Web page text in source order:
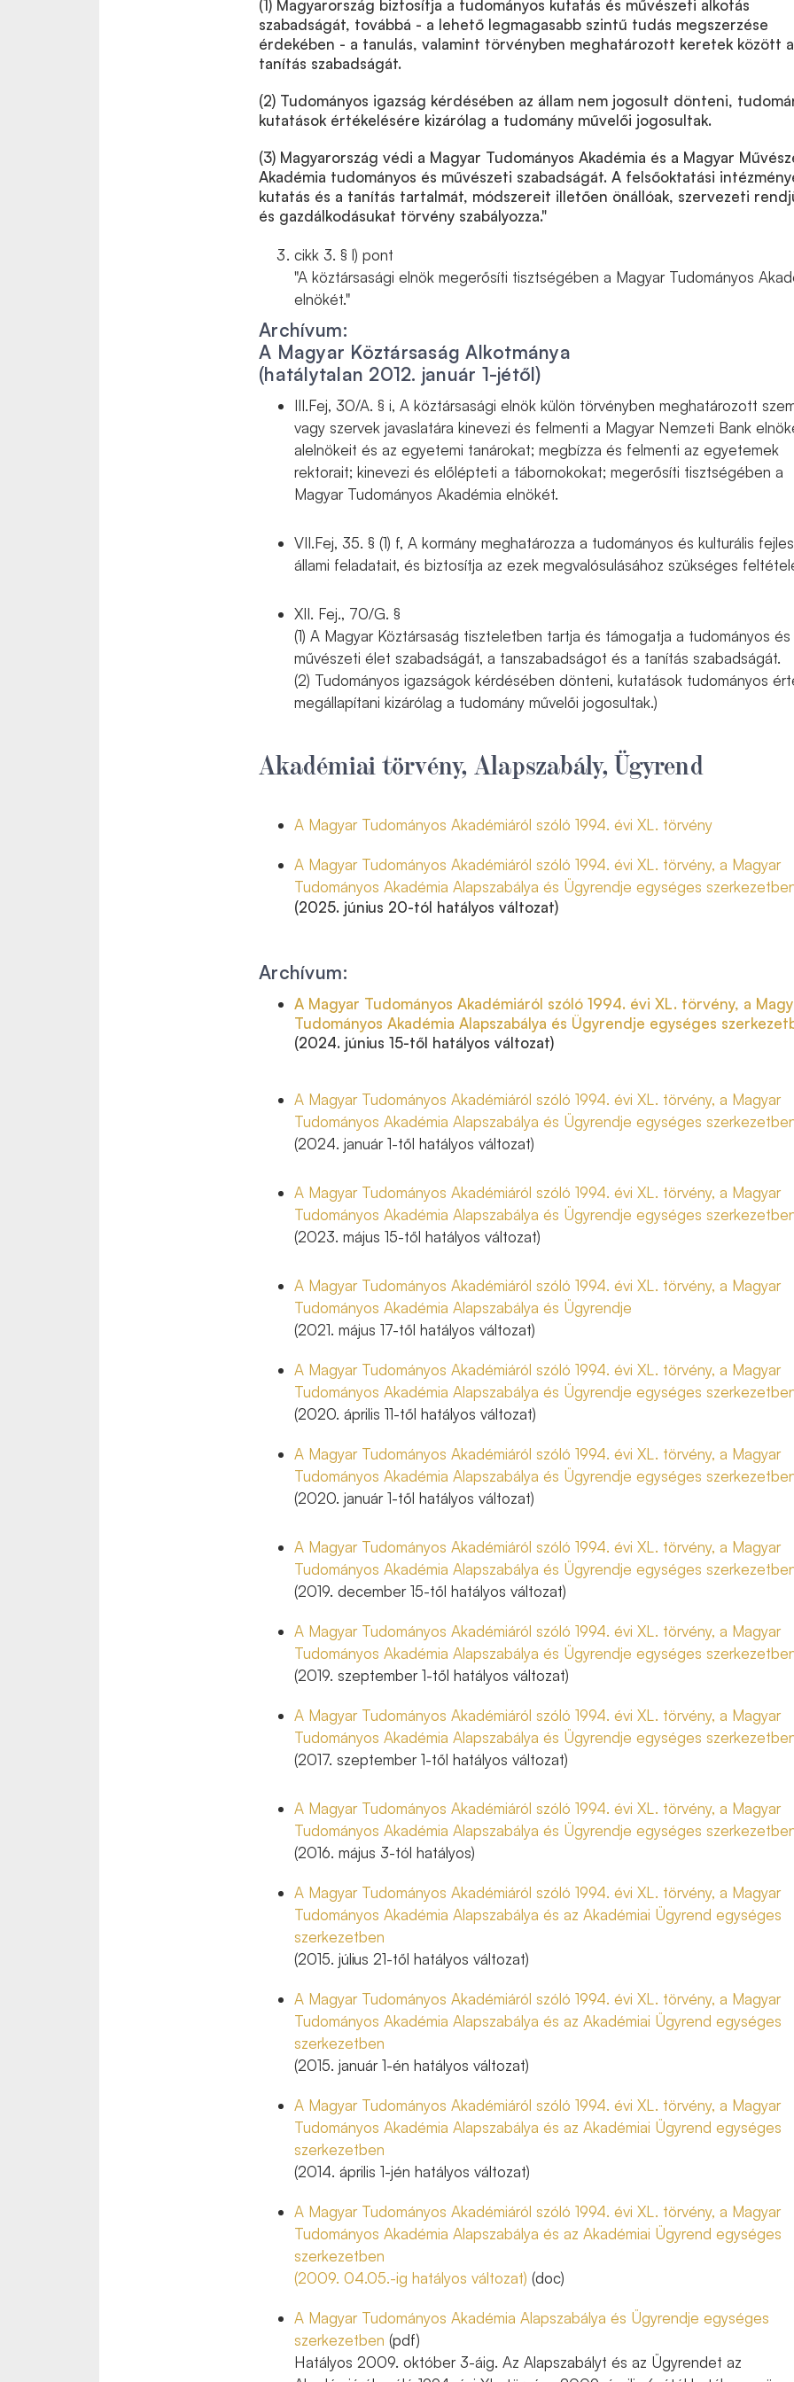
(1) Magyarország biztosítja a tudományos kutatás és művészeti alkotás
szabadságát, továbbá - a lehető legmagasabb szintű tudás megszerzése
érdekében - a tanulás, valamint törvényben meghatározott keretek között a
tanítás szabadságát.
(2) Tudományos igazság kérdésében az állam nem jogosult dönteni,
kutatások értékelésére kizárólag a tudomány művelői jogosultak.
(3) Magyarország védi a Magyar Tudományos Akadémia és a Magyar
Akadémia tudományos és művészeti szabadságát. A felsőoktatási
kutatás és a tanítás tartalmát, módszereit illetően önállóak, szervezeti
és gazdálkodásukat törvény szabályozza."
cikk 3. § l) pont
"A köztársasági elnök megerősíti tisztségében a Magyar Tudományos
elnökét."
Archívum:
A Magyar Köztársaság Alkotmánya
(hatálytalan 2012. január 1-jétől)
III.Fej, 30/A. § i, A köztársasági elnök külön törvényben meghatározott
vagy szervek javaslatára kinevezi és felmenti a Magyar Nemzeti Bank
alelnökeit és az egyetemi tanárokat; megbízza és felmenti az egyetemek
rektorait; kinevezi és előlépteti a tábornokokat; megerősíti tisztségében a
Magyar Tudományos Akadémia elnökét.
VII.Fej, 35. § (1) f, A kormány meghatározza a tudományos és kulturális
állami feladatait, és biztosítja az ezek megvalósulásához szükséges
XII. Fej., 70/G. §
(1) A Magyar Köztársaság tiszteletben tartja és támogatja a tudományos és
művészeti élet szabadságát, a tanszabadságot és a tanítás szabadságát.
(2) Tudományos igazságok kérdésében dönteni, kutatások tudományos
megállapítani kizárólag a tudomány művelői jogosultak.)
Akadémiai törvény, Alapszabály, Ügyrend
A Magyar Tudományos Akadémiáról szóló 1994. évi XL. törvény
A Magyar Tudományos Akadémiáról szóló 1994. évi XL. törvény, a Magyar
Tudományos Akadémia Alapszabálya és Ügyrendje egységes
(2025. június 20-tól hatályos változat)
Archívum:
A Magyar Tudományos Akadémiáról szóló 1994. évi XL. törvény, a
Tudományos Akadémia Alapszabálya és Ügyrendje egységes
(2024. június 15-től hatályos változat)
A Magyar Tudományos Akadémiáról szóló 1994. évi XL. törvény, a Magyar
Tudományos Akadémia Alapszabálya és Ügyrendje egységes
(2024. január 1-től hatályos változat)
A Magyar Tudományos Akadémiáról szóló 1994. évi XL. törvény, a Magyar
Tudományos Akadémia Alapszabálya és Ügyrendje egységes
(2023. május 15-től hatályos változat)
A Magyar Tudományos Akadémiáról szóló 1994. évi XL. törvény, a Magyar
Tudományos Akadémia Alapszabálya és Ügyrendje
(2021. május 17-től hatályos változat)
A Magyar Tudományos Akadémiáról szóló 1994. évi XL. törvény, a Magyar
Tudományos Akadémia Alapszabálya és Ügyrendje egységes
(2020. április 11-től hatályos változat)
A Magyar Tudományos Akadémiáról szóló 1994. évi XL. törvény, a Magyar
Tudományos Akadémia Alapszabálya és Ügyrendje egységes
(2020. január 1-től hatályos változat)
A Magyar Tudományos Akadémiáról szóló 1994. évi XL. törvény, a Magyar
Tudományos Akadémia Alapszabálya és Ügyrendje egységes
(2019. december 15-től hatályos változat)
A Magyar Tudományos Akadémiáról szóló 1994. évi XL. törvény, a Magyar
Tudományos Akadémia Alapszabálya és Ügyrendje egységes
(2019. szeptember 1-től hatályos változat)
A Magyar Tudományos Akadémiáról szóló 1994. évi XL. törvény, a Magyar
Tudományos Akadémia Alapszabálya és Ügyrendje egységes
(2017. szeptember 1-től hatályos változat)
A Magyar Tudományos Akadémiáról szóló 1994. évi XL. törvény, a Magyar
Tudományos Akadémia Alapszabálya és Ügyrendje egységes
(2016. május 3-tól hatályos)
A Magyar Tudományos Akadémiáról szóló 1994. évi XL. törvény, a Magyar
Tudományos Akadémia Alapszabálya és az Akadémiai Ügyrend egységes
szerkezetben
(2015. július 21-től hatályos változat)
A Magyar Tudományos Akadémiáról szóló 1994. évi XL. törvény, a Magyar
Tudományos Akadémia Alapszabálya és az Akadémiai Ügyrend egységes
szerkezetben
(2015. január 1-én hatályos változat)
A Magyar Tudományos Akadémiáról szóló 1994. évi XL. törvény, a Magyar
Tudományos Akadémia Alapszabálya és az Akadémiai Ügyrend egységes
szerkezetben
(2014. április 1-jén hatályos változat)
A Magyar Tudományos Akadémiáról szóló 1994. évi XL. törvény, a Magyar
Tudományos Akadémia Alapszabálya és az Akadémiai Ügyrend egységes
szerkezetben
(2009. 04.05.-ig hatályos változat) (doc)
A Magyar Tudományos Akadémia Alapszabálya és Ügyrendje egységes
szerkezetben (pdf)
Hatályos 2009. október 3-áig. Az Alapszabályt és az Ügyrendet az